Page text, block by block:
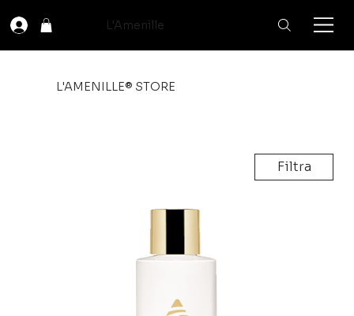
L'Amenille
L'AMENILLE® STORE
Filtra